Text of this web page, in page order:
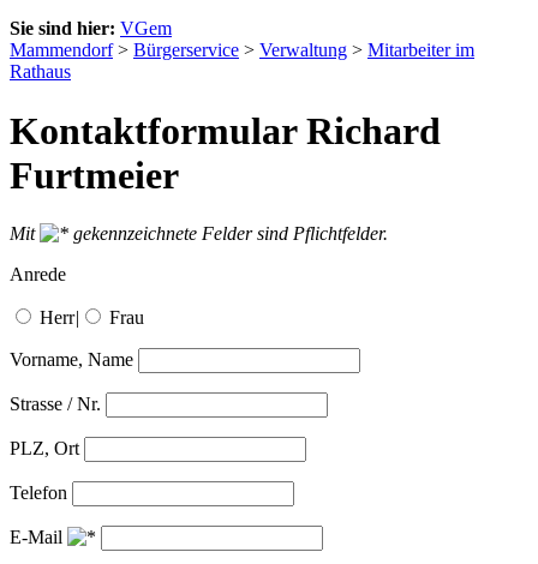
Sie sind hier: VGem
Mammendorf> Bürgerservice > Verwaltung > Mitarbeiter im
Rathaus
Kontaktformular Richard
Furtmeier
Mit
gekennzeichnete Felder sind Pflichtfelder.
Anrede
Herr| Frau
Vorname, Name
Strasse / Nr.
PLZ, Ort
Telefon
E-Mail